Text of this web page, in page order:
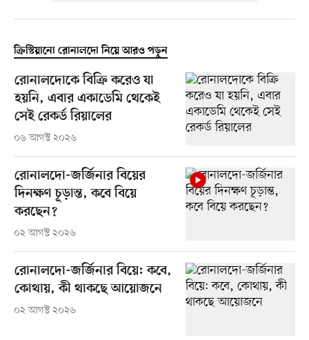
ক্রিস্টিয়ানো রোনালদো নিয়ে আরও পড়ুন
রোনালদোকে বিক্রি করেও যা
হয়নি, এবার একাডেমি থেকেই
সেই রেকর্ড রিয়ালের
০৬ আগস্ট ২০২৬
রোনালদো-জর্জিনার বিয়ের
দিনক্ষণ চূড়ান্ত, কবে বিয়ে
করছেন?
০২ আগস্ট ২০২৬
রোনালদো-জর্জিনার বিয়ে: কবে,
কোথায়, কী থাকছে আয়োজনে
০২ আগস্ট ২০২৬